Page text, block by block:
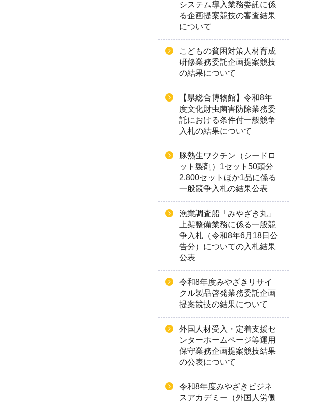
システム導入業務委託に係
る企画提案競技の審査結果
について
こどもの貧困対策人材育成
研修業務委託企画提案競技
の結果について
【県総合博物館】令和8年
度文化財虫菌害防除業務委
託における条件付一般競争
入札の結果について
豚熱生ワクチン（シードロ
ット製剤）1セット50頭分
2,800セットほか1品に係る
一般競争入札の結果公表
漁業調査船「みやざき丸」
上架整備業務に係る一般競
争入札（令和8年6月18日公
告分）についての入札結果
公表
令和8年度みやざきリサイ
クル製品啓発業務委託企画
提案競技の結果について
外国人材受入・定着支援セ
ンターホームページ等運用
保守業務企画提案競技結果
の公表について
令和8年度みやざきビジネ
スアカデミー（外国人労働